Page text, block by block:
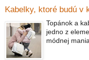
Kabelky, ktoré budú v
Topánok a
jedno z
módnej